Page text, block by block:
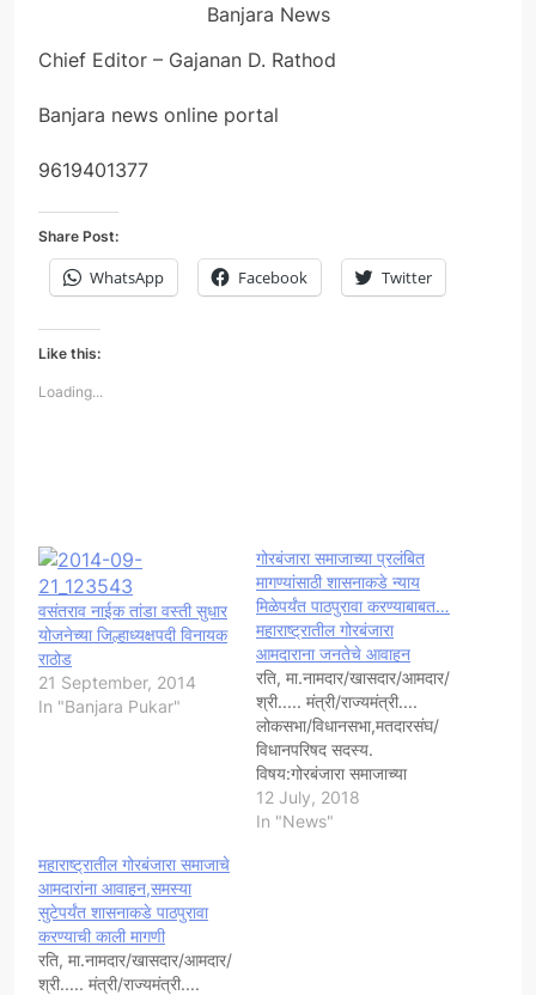
Banjara News
Chief Editor – Gajanan D. Rathod
Banjara news online portal
9619401377
Share Post:
WhatsApp Facebook Twitter
Like this:
Loading...
वसंतराव नाईक तांडा वस्ती सुधार
योजनेच्या जिल्हाध्यक्षपदी विनायक
राठोड
21 September, 2014
In "Banjara Pukar"
गोरबंजारा समाजाच्या प्रलंबित
मागण्यांसाठी शासनाकडे न्याय
मिळेपर्यंत पाठपुरावा करण्याबाबत…
महाराष्ट्रातील गोरबंजारा
आमदाराना जनतेचे आवाहन
रति, मा.नामदार/खासदार/आमदार/
श्री..... मंत्री/राज्यमंत्री....
लोकसभा/विधानसभा,मतदारसंघ/
विधानपरिषद सदस्य.
विषय:गोरबंजारा समाजाच्या
प्रलंबित मागण्यांसाठी शासनाकडे
न्याय मिळेपर्यंत पाठपुरावा
12 July, 2018
In "News"
महाराष्ट्रातील गोरबंजारा समाजाचे
आमदारांना आवाहन,समस्या
सुटेपर्यंत शासनाकडे पाठपुरावा
करण्याची काली मागणी
रति, मा.नामदार/खासदार/आमदार/
श्री..... मंत्री/राज्यमंत्री....